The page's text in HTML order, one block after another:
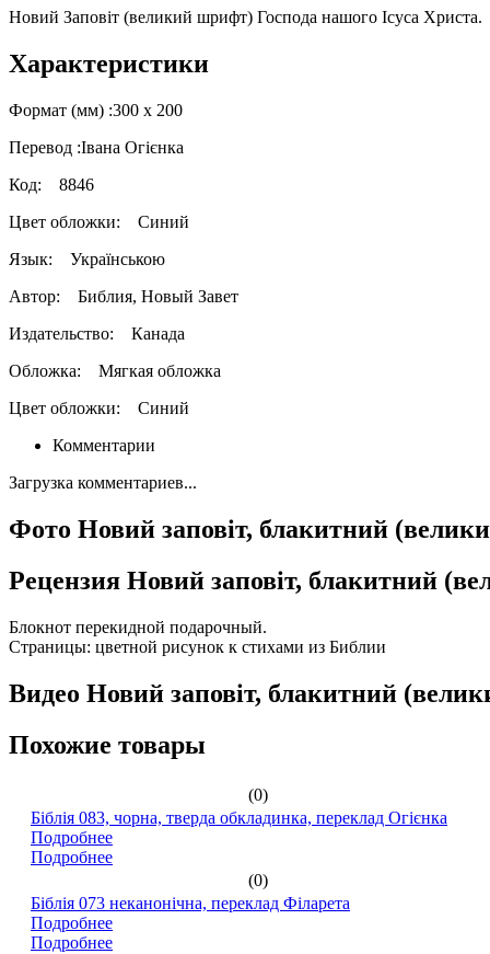
Новий Заповіт (великий шрифт) Господа нашого Ісуса Христа.
Характеристики
Формат (мм) :300 х 200
Перевод :Івана Огієнка
Код: 8846
Цвет обложки: Синий
Язык: Українською
Автор:
Библия, Новый Завет
Издательство:
Канада
Обложка: Мягкая обложка
Цвет обложки: Синий
Комментарии
Загрузка комментариев...
Фото Новий заповіт, блакитний
Рецензия Новий заповіт, блакитний
Блокнот перекидной подарочный.
Страницы: цветной рисунок к стихами из Библии
Видео Новий заповіт, блакитний
Похожие товары
(0)
Біблія 083, чорна, тверда обкладинка, переклад Огієнка
Подробнее
Подробнее
(0)
Біблія 073 неканонічна, переклад Філарета
Подробнее
Подробнее